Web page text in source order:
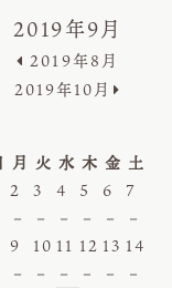
2019年9月
2019年8月
2019年10月
月 火 水 木 金 土
2
－
3
－
4
－
5
－
6
－
7
－
9
－
10
－
11
－
12
－
13
－
14
－